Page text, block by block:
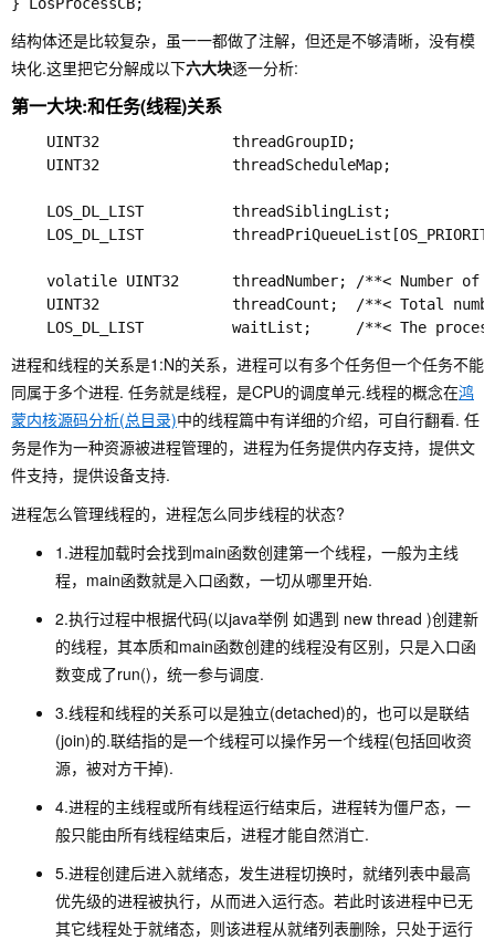
结构体还是比较复杂，虽一一都做了注解，但还是不够清晰，没有模
块化.这里把它分解成以下六大块逐一分析:
第一大块:和任务(线程)关系
UINT32               threadGroupID;
UINT32               threadScheduleMap;
LOS_DL_LIST          threadSiblingList;
LOS_DL_LIST
volatile UINT32      threadNumber; /**< Number of
UINT32               threadCount;  /**< Total
进程和线程的关系是1:N的关系，进程可以有多个任务但一个任务不能
同属于多个进程. 任务就是线程，是CPU的调度单元.线程的概念在鸿
蒙内核源码分析(总目录)中的线程篇中有详细的介绍，可自行翻看. 任
务是作为一种资源被进程管理的，进程为任务提供内存支持，提供文
件支持，提供设备支持.
进程怎么管理线程的，进程怎么同步线程的状态?
1.进程加载时会找到main函数创建第一个线程，一般为主线
程，main函数就是入口函数，一切从哪里开始.
2.执行过程中根据代码(以java举例 如遇到 new thread )创建新
的线程，其本质和main函数创建的线程没有区别，只是入口函
数变成了run()，统一参与调度.
3.线程和线程的关系可以是独立(detached)的，也可以是联结
(join)的.联结指的是一个线程可以操作另一个线程(包括回收资
源，被对方干掉).
4.进程的主线程或所有线程运行结束后，进程转为僵尸态，一
般只能由所有线程结束后，进程才能自然消亡.
5.进程创建后进入就绪态，发生进程切换时，就绪列表中最高
优先级的进程被执行，从而进入运行态。若此时该进程中已无
其它线程处于就绪态，则该进程从就绪列表删除，只处于运行